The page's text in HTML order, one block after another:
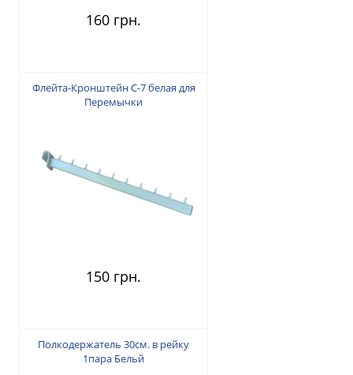
160 грн.
Флейта-Кронштейн С-7 белая для
Перемычки
150 грн.
Полкодержатель 30см. в рейку
1пара Бельй